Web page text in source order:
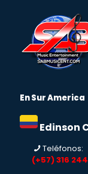
En Sur America
Edinson
Teléfonos:
(+57) 316